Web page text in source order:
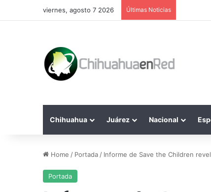
viernes, agosto 7 2026 Últimas Noticias
Chihuahua Juárez Nacional
Home / Portada / Informe de Save the Children
Portada